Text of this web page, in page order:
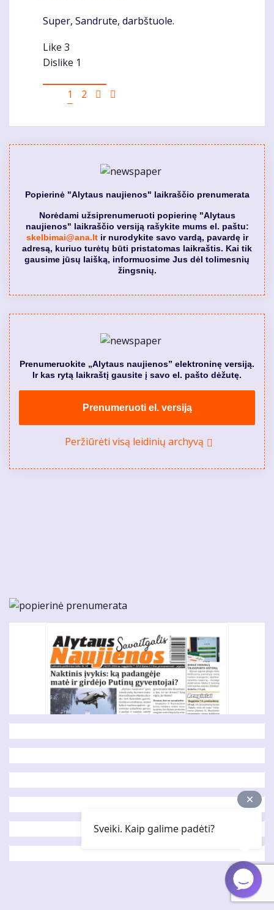
Komentaras
Super, Sandrute, darbštuole.
Like 3
Dislike 1
Pagination
Current
1 Puslapis
2
Sekantis
Popierinė "Alytaus naujienos" laikraščio prenumerata
Norėdami užsiprenumeruoti popierinę "Alytaus
naujienos" laikraščio versiją rašykite mums el. paštu:
skelbimai@ana.ltir nurodykite savo vardą, pavardę ir
adresą, kuriuo turėtų būti pristatomas laikraštis. Kai tik
gausime jūsų laišką, informuosime Jus dėl tolimesnių
žingsnių.
Prenumeruokite „Alytaus naujienos” elektroninę versiją.
Ir kas rytą laikraštį gausite į savo el. pašto dėžutę.
Prenumeruoti el. versiją
Peržiūrėti visą leidinių archyvą
Sveiki. Kaip galime padėti?